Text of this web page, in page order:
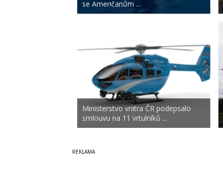
se Američanům ...
Ministerstvo vnitra ČR podepsalo
smlouvu na 11 vrtulníků ...